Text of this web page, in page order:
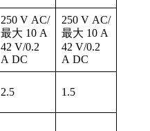
250 V AC/
最大 10 A
42 V/0.2
A DC
250 V AC/
最大 10 A
42 V/0.2
A DC
2.5 1.5